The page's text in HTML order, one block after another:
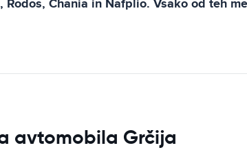
avtomobila Grčija